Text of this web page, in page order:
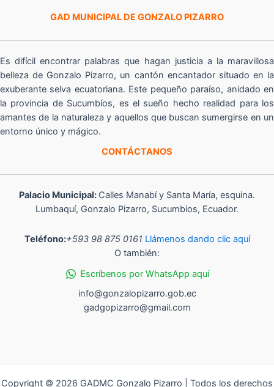
GAD MUNICIPAL DE GONZALO PIZARRO
Es difícil encontrar palabras que hagan justicia a la maravillosa
belleza de Gonzalo Pizarro, un cantón encantador situado en la
exuberante selva ecuatoriana. Este pequeño paraíso, anidado en
la provincia de Sucumbíos, es el sueño hecho realidad para los
amantes de la naturaleza y aquellos que buscan sumergirse en un
entorno único y mágico.
CONTÁCTANOS
Palacio Municipal: Calles Manabí y Santa María, esquina.
Lumbaquí, Gonzalo Pizarro, Sucumbios, Ecuador.
Teléfono:+593 98 875 0161 Llámenos dando clic aquí
O también:
Escríbenos por WhatsApp aquí
info@gonzalopizarro.gob.ec
gadgopizarro@gmail.com
Copyright © 2026 GADMC Gonzalo Pizarro | Todos los derechos